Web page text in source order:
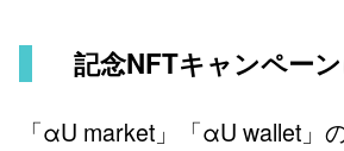
記念NFTキャンペー
「αU market」「αU wallet」